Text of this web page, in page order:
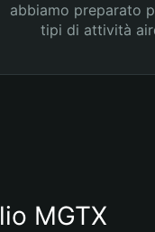
abbiamo preparato
tipi di attività
MGTX